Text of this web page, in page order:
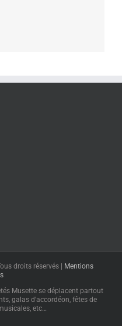
droits réservés | Mentions
Musette se déplacent partout
galas d'accordéon, fêtes de
etc…